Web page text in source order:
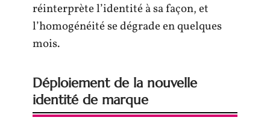
réinterprète l’identité à sa façon, et
l’homogénéité se dégrade en quelques
mois.
Déploiement de la nouvelle
identité de marque